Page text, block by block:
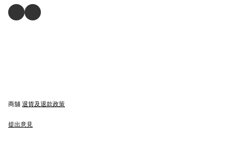
商舖 退貨及退款政策
提出意見